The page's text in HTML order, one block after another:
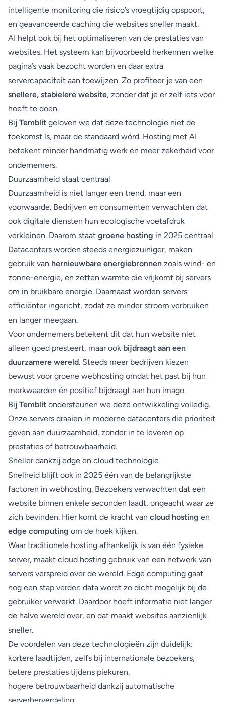
intelligente monitoring die risico’s vroegtijdig opspoort,
en geavanceerde caching die websites sneller maakt.
AI helpt ook bij het optimaliseren van de prestaties van
websites. Het systeem kan bijvoorbeeld herkennen welke
pagina’s vaak bezocht worden en daar extra
servercapaciteit aan toewijzen. Zo profiteer je van een
snellere, stabielere website, zonder dat je er zelf iets voor
hoeft te doen.
Bij Temblit geloven we dat deze technologie niet de
toekomst ís, maar de standaard wórd. Hosting met AI
betekent minder handmatig werk en meer zekerheid voor
ondernemers.
Duurzaamheid staat centraal
Duurzaamheid is niet langer een trend, maar een
voorwaarde. Bedrijven en consumenten verwachten dat
ook digitale diensten hun ecologische voetafdruk
verkleinen. Daarom staat groene hosting in 2025 centraal.
Datacenters worden steeds energiezuiniger, maken
gebruik van hernieuwbare energiebronnen zoals wind- en
zonne-energie, en zetten warmte die vrijkomt bij servers
om in bruikbare energie. Daarnaast worden servers
efficiënter ingericht, zodat ze minder stroom verbruiken
en langer meegaan.
Voor ondernemers betekent dit dat hun website niet
alleen goed presteert, maar ook bijdraagt aan een
duurzamere wereld. Steeds meer bedrijven kiezen
bewust voor groene webhosting omdat het past bij hun
merkwaarden én positief bijdraagt aan hun imago.
Bij Temblit ondersteunen we deze ontwikkeling volledig.
Onze servers draaien in moderne datacenters die prioriteit
geven aan duurzaamheid, zonder in te leveren op
prestaties of betrouwbaarheid.
Sneller dankzij edge en cloud technologie
Snelheid blijft ook in 2025 één van de belangrijkste
factoren in webhosting. Bezoekers verwachten dat een
website binnen enkele seconden laadt, ongeacht waar ze
zich bevinden. Hier komt de kracht van cloud hosting en
edge computing om de hoek kijken.
Waar traditionele hosting afhankelijk is van één fysieke
server, maakt cloud hosting gebruik van een netwerk van
servers verspreid over de wereld. Edge computing gaat
nog een stap verder: data wordt zo dicht mogelijk bij de
gebruiker verwerkt. Daardoor hoeft informatie niet langer
de halve wereld over, en dat maakt websites aanzienlijk
sneller.
De voordelen van deze technologieën zijn duidelijk:
kortere laadtijden, zelfs bij internationale bezoekers,
betere prestaties tijdens piekuren,
hogere betrouwbaarheid dankzij automatische